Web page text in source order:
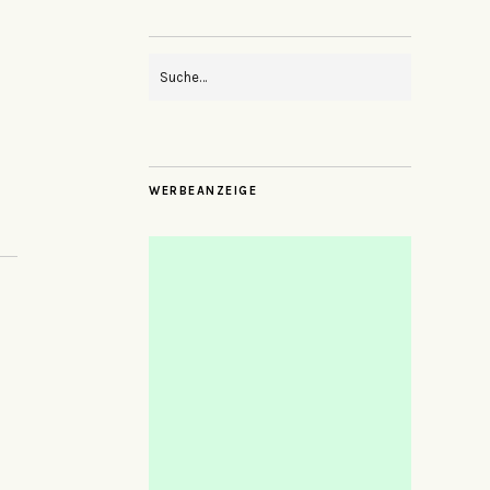
WERBEANZEIGE